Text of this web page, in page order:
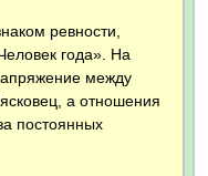
ревности,
года». На
между
а отношения
постоянных